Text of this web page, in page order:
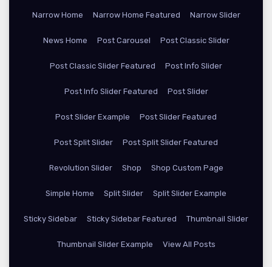
Narrow Home Narrow Home Featured Narrow Slider
News Home Post Carousel Post Classic Slider
Post Classic Slider Featured Post Info Slider
Post Info Slider Featured Post Slider
Post Slider Example Post Slider Featured
Post Split Slider Post Split Slider Featured
Revolution Slider Shop Shop Custom Page
Simple Home Split Slider Split Slider Example
Sticky Sidebar Sticky Sidebar Featured Thumbnail Slider
Thumbnail Slider Example View All Posts